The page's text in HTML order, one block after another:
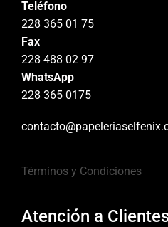
Teléfono
228 365 01 75
Fax
228 488 02 97
WhatsApp
228 365 0175
Términos y Condiciones
Atención a